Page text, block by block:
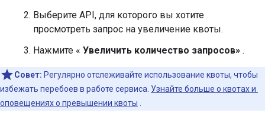
Выберите API, для которого вы хотите
просмотреть запрос на увеличение квоты.
Нажмите « Увеличить количество запросов» .
Совет: Регулярно отслеживайте использование квоты, чтобы
избежать перебоев в работе сервиса. Узнайте больше о квотах и ​​
оповещениях о превышении квоты